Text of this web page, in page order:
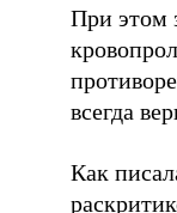
При этом
всегда
Как